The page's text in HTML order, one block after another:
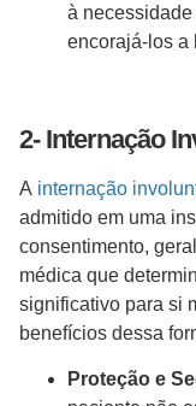
à
encorajá-los a
2- Internação
A internação
admitido em uma
consentimento,
médica que
significativo para si
benefícios dessa
Proteção e